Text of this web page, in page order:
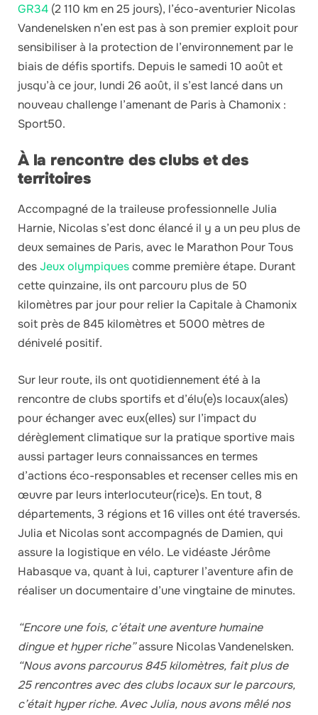
GR34 (2 110 km en 25 jours), l’éco-aventurier Nicolas
Vandenelsken n’en est pas à son premier exploit pour
sensibiliser à la protection de l’environnement par le
biais de défis sportifs. Depuis le samedi 10 août et
jusqu’à ce jour, lundi 26 août, il s’est lancé dans un
nouveau challenge l’amenant de Paris à Chamonix :
Sport50.
À la rencontre des clubs et des
territoires
Accompagné de la traileuse professionnelle Julia
Harnie, Nicolas s’est donc élancé il y a un peu plus de
deux semaines de Paris, avec le Marathon Pour Tous
desJeux olympiquescomme première étape. Durant
cette quinzaine, ils ont parcouru plus de 50
kilomètres par jour pour relier la Capitale à Chamonix
soit près de 845 kilomètres et 5000 mètres de
dénivelé positif.
Sur leur route, ils ont quotidiennement été à la
rencontre de clubs sportifs et d’élu(e)s locaux(ales)
pour échanger avec eux(elles) sur l’impact du
dérèglement climatique sur la pratique sportive mais
aussi partager leurs connaissances en termes
d’actions éco-responsables et recenser celles mis en
œuvre par leurs interlocuteur(rice)s. En tout, 8
départements, 3 régions et 16 villes ont été traversés.
Julia et Nicolas sont accompagnés de Damien, qui
assure la logistique en vélo. Le vidéaste Jérôme
Habasque va, quant à lui, capturer l’aventure afin de
réaliser un documentaire d’une vingtaine de minutes.
“Encore une fois, c’était une aventure humaine
dingue et hyper riche”assure Nicolas Vandenelsken.
“Nous avons parcourus 845 kilomètres, fait plus de
25 rencontres avec des clubs locaux sur le parcours,
c’était hyper riche. Avec Julia, nous avons mêlé nos